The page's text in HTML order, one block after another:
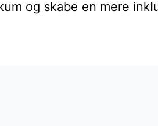
og skabe en mere